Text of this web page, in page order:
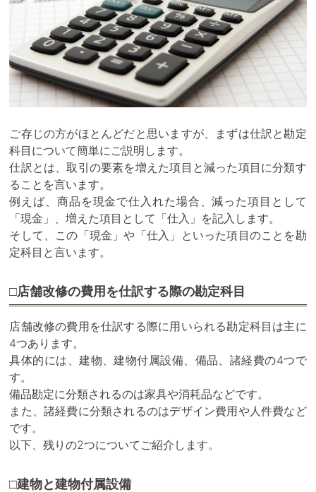
ご存じの方がほとんどだと思いますが、まずは仕訳と勘定
科目について簡単にご説明します。
仕訳とは、取引の要素を増えた項目と減った項目に分類す
ることを言います。
例えば、商品を現金で仕入れた場合、減った項目として
「現金」、増えた項目として「仕入」を記入します。
そして、この「現金」や「仕入」といった項目のことを勘
定科目と言います。
□店舗改修の費用を仕訳する際の勘定科目
店舗改修の費用を仕訳する際に用いられる勘定科目は主に
4つあります。
具体的には、建物、建物付属設備、備品、諸経費の4つで
す。
備品勘定に分類されるのは家具や消耗品などです。
また、諸経費に分類されるのはデザイン費用や人件費など
です。
以下、残りの2つについてご紹介します。
□建物と建物付属設備